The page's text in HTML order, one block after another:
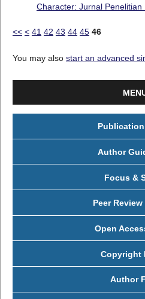
Character: Jurnal Penelitian
<< < 41 42 43 44 45 46
You may also start an advanced
Author
Focus &
Peer
Open
Copyright
Author